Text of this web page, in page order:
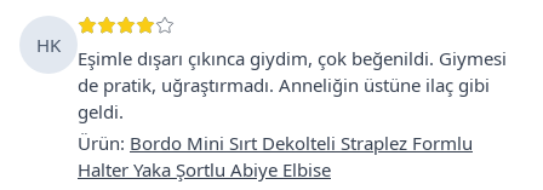
HK
Eşimle dışarı çıkınca giydim, çok beğenildi. Giymesi
de pratik, uğraştırmadı. Anneliğin üstüne ilaç gibi
geldi.
Ürün: Bordo Mini Sırt Dekolteli Straplez Formlu
Halter Yaka Şortlu Abiye Elbise